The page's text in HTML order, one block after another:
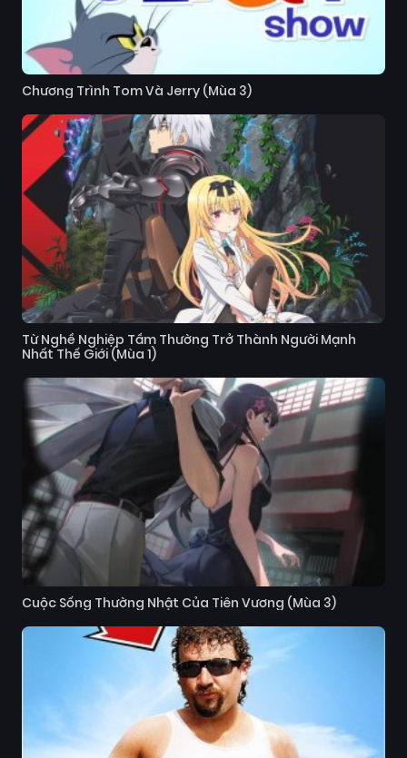
Chương Trình Tom Và Jerry (Mùa 3)
Từ Nghề Nghiệp Tầm Thường Trở Thành Người Mạnh
Nhất Thế Giới (Mùa 1)
Cuộc Sống Thường Nhật Của Tiên Vương (Mùa 3)